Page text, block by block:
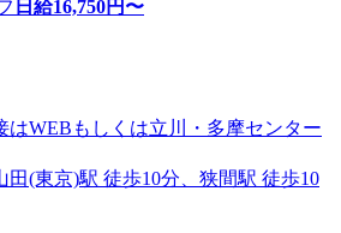
日給16,750円〜
WEBもしくは立川・多摩センター
田(東京)駅 徒歩10分、狭間駅 徒歩10